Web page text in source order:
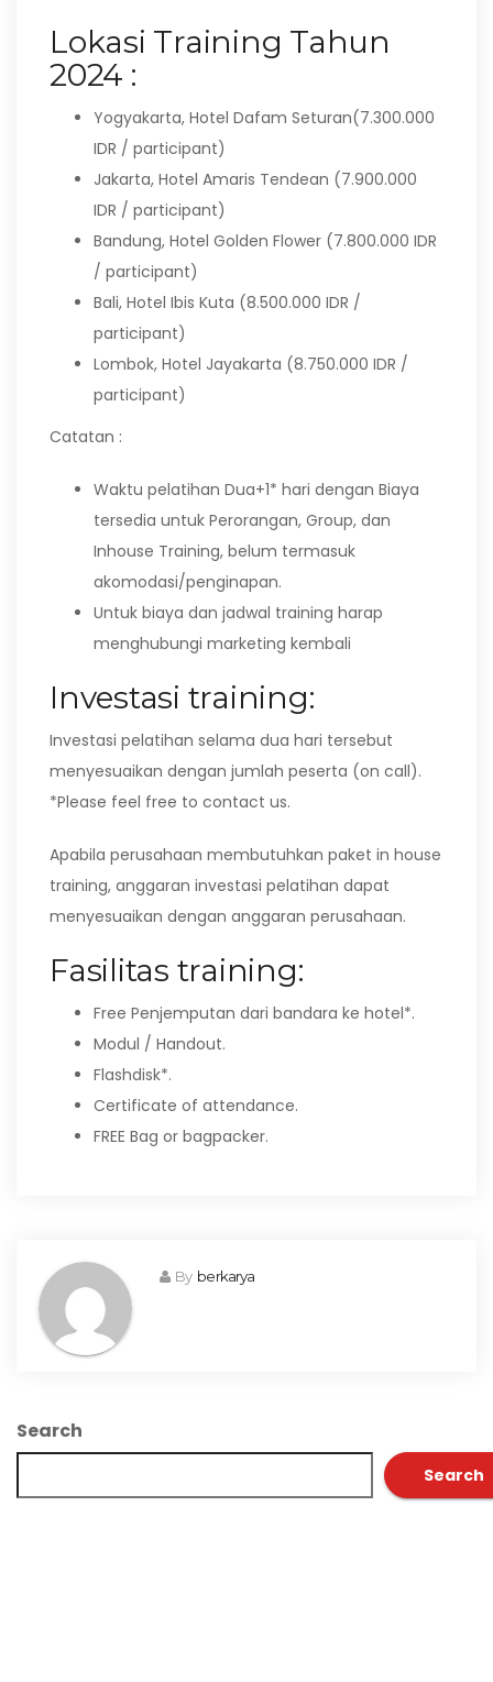
Lokasi Training Tahun
2024 :
Yogyakarta, Hotel Dafam Seturan(7.300.000
IDR / participant)
Jakarta, Hotel Amaris Tendean (7.900.000
IDR / participant)
Bandung, Hotel Golden Flower (7.800.000 IDR
/ participant)
Bali, Hotel Ibis Kuta (8.500.000 IDR /
participant)
Lombok, Hotel Jayakarta (8.750.000 IDR /
participant)
Catatan :
Waktu pelatihan Dua+1* hari dengan Biaya
tersedia untuk Perorangan, Group, dan
Inhouse Training, belum termasuk
akomodasi/penginapan.
Untuk biaya dan jadwal training harap
menghubungi marketing kembali
Investasi training:
Investasi pelatihan selama dua hari tersebut
menyesuaikan dengan jumlah peserta (on call).
*Please feel free to contact us.
Apabila perusahaan membutuhkan paket in house
training, anggaran investasi pelatihan dapat
menyesuaikan dengan anggaran perusahaan.
Fasilitas training:
Free Penjemputan dari bandara ke hotel*.
Modul / Handout.
Flashdisk*.
Certificate of attendance.
FREE Bag or bagpacker.
By berkarya
Search
Search